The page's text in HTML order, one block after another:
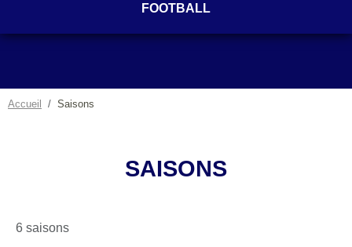
FOOTBALL
Accueil Saisons
SAISONS
6 saisons